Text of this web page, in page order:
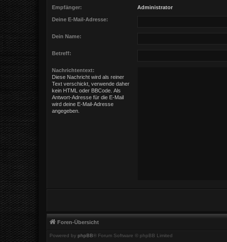
Empfänger: Administrator
Deine E-Mail-Adresse:
Dein Name:
Betreff:
Nachrichtentext:
Diese Nachricht wird als reiner
Text verschickt, verwende daher
kein HTML oder BBCode. Als
Antwort-Adresse für die E-Mail
wird deine E-Mail-Adresse
angegeben.
Foren-Übersicht
Powered by phpBB® Forum Software © phpBB Limited